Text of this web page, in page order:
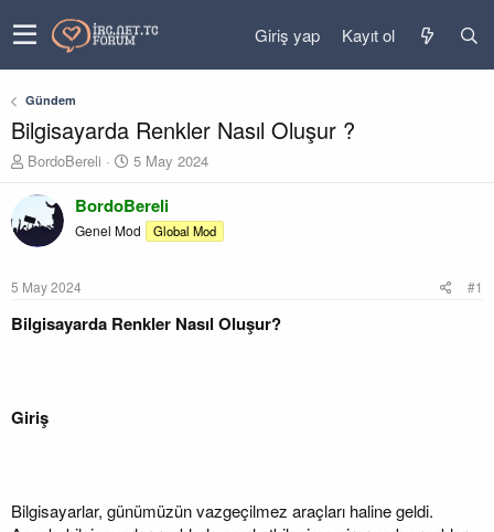
Giriş yap Kayıt ol
Gündem
Bilgisayarda Renkler Nasıl Oluşur ?
K
n
u
b
a
ş
n
BordoBereli
B
ş
l
a
ç
5 May 2024
BordoBereli
Genel Mod Global Mod
5 May 2024 #1
Bilgisayarda Renkler Nasıl Oluşur?
Giriş
Bilgisayarlar, günümüzün vazgeçilmez araçları haline geldi.